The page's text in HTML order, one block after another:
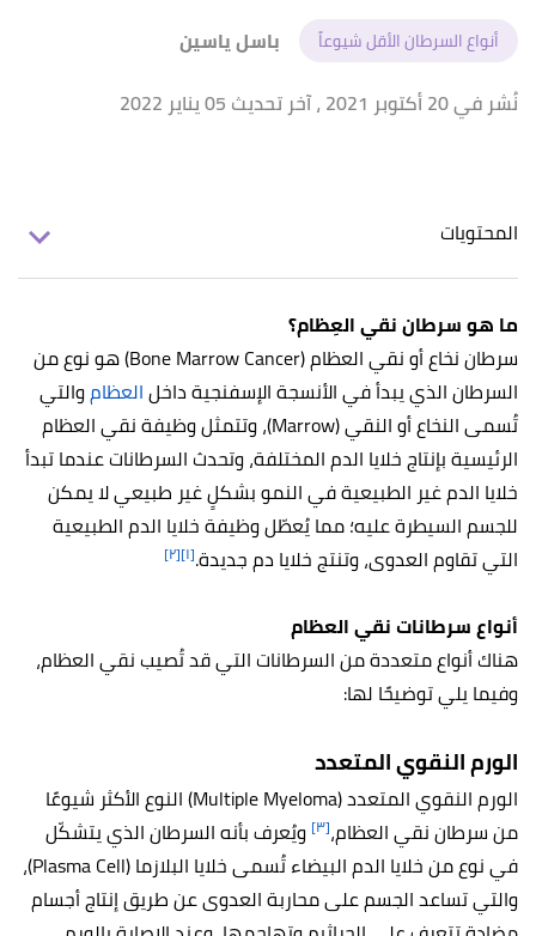
أنواع السرطان الأقل شيوعاً
باسل ياسين
نُشر في 20 أكتوبر 2021
، آخر تحديث 05 يناير 2022
المحتويات
ما هو سرطان نقي العِظام؟
سرطان نخاع أو نقي العظام (Bone Marrow Cancer) هو نوع من
السرطان الذي يبدأ في الأنسجة الإسفنجية داخلالعظاموالتي
تُسمى النخاع أو النقي (Marrow)، وتتمثل وظيفة نقي العظام
الرئيسية بإنتاج خلايا الدم المختلفة، وتحدث السرطانات عندما تبدأ
خلايا الدم غير الطبيعية في النمو بشكلٍ غير طبيعي لا يمكن
للجسم السيطرة عليه؛ مما يُعطّل وظيفة خلايا الدم الطبيعية
التي تقاوم العدوى، وتنتج خلايا دم جديدة.[١] [٢]
أنواع سرطانات نقي العظام
هناك أنواع متعددة من السرطانات التي قد تُصيب نقي العظام،
وفيما يلي توضيحًا لها:
الورم النقوي المتعدد
الورم النقوي المتعدد (Multiple Myeloma) النوع الأكثر شيوعًا
من سرطان نقي العظام،[٣]
ويُعرف بأنه السرطان الذي يتشكّل
في نوع من خلايا الدم البيضاء تُسمى خلايا البلازما (Plasma Cell)،
والتي تساعد الجسم على محاربة العدوى عن طريق إنتاج أجسام